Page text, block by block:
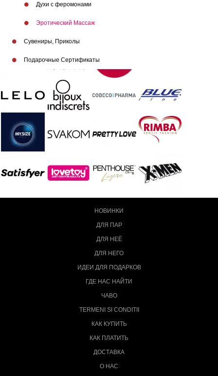
Духи с феромонами
Эротический Массаж
Сувениры, Приколы
Подарочные Сертификаты
НОВИНКИ
ДЛЯ ПАР
ДЛЯ НЕЁ
ДЛЯ НЕГО
ИДЕИ ДЛЯ ПОДАРКОВ
ГДЕ НАС НАЙТИ
ЧАВО
TERMENI SI CONDITII
КАК КУПИТЬ
КАК ПЛАТИТЬ
ДОСТАВКА
О НАС